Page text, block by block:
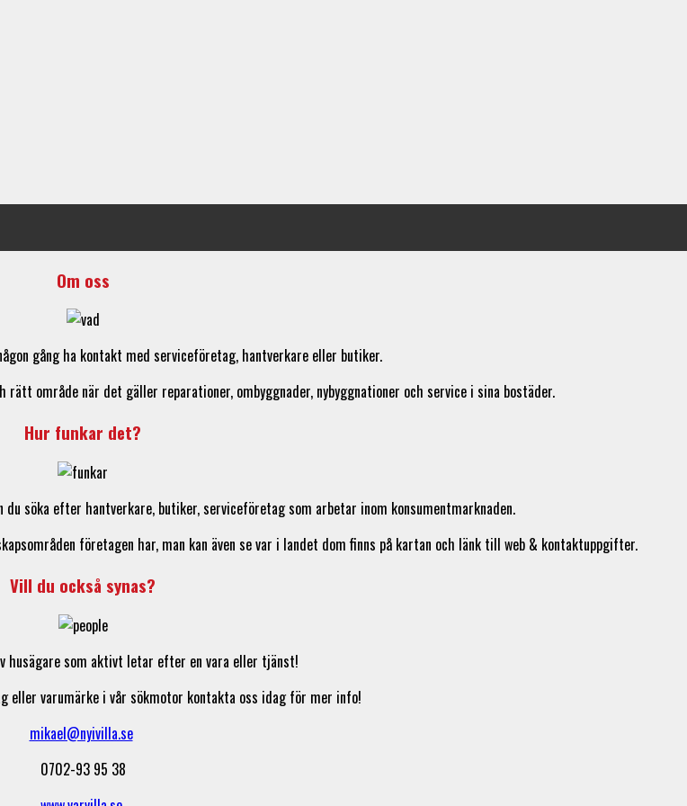
Om oss
gång ha kontakt med serviceföretag, hantverkare eller butiker.
område när det gäller reparationer, ombyggnader, nybyggnationer och service i sina bostäder.
Hur funkar det?
du söka efter hantverkare, butiker, serviceföretag som arbetar inom konsumentmarknaden.
företagen har, man kan även se var i landet dom finns på kartan och länk till web & kontaktuppgifter.
Vill du också synas?
husägare som aktivt letar efter en vara eller tjänst!
eller varumärke i vår sökmotor kontakta oss idag för mer info!
mikael@nyivilla.se
0702-93 95 38